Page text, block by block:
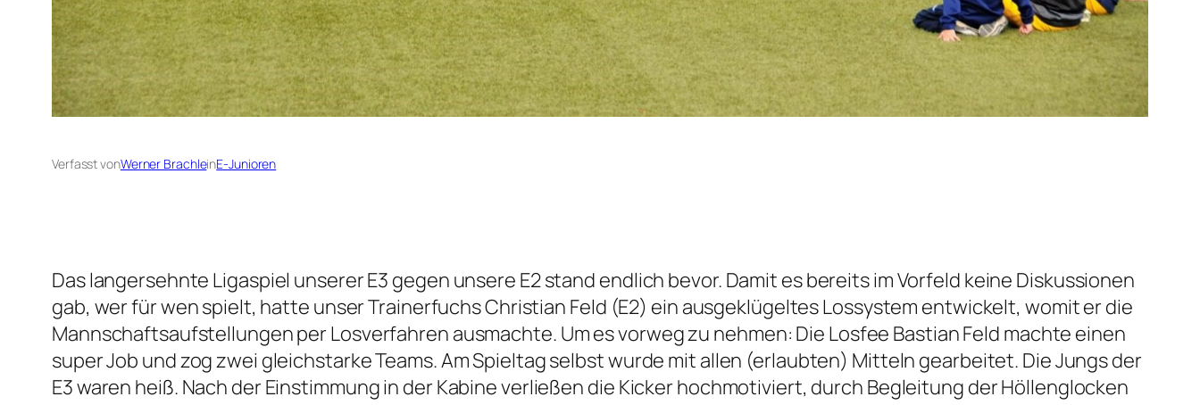
Verfasst vonWerner BrachleinE-Junioren
Das langersehnte Ligaspiel unserer E3 gegen unsere E2 stand endlich bevor. Damit es bereits im Vorfeld keine Diskussionen
gab, wer für wen spielt, hatte unser Trainerfuchs Christian Feld (E2) ein ausgeklügeltes Lossystem entwickelt, womit er die
Mannschaftsaufstellungen per Losverfahren ausmachte. Um es vorweg zu nehmen: Die Losfee Bastian Feld machte einen
super Job und zog zwei gleichstarke Teams. Am Spieltag selbst wurde mit allen (erlaubten) Mitteln gearbeitet. Die Jungs der
E3 waren heiß. Nach der Einstimmung in der Kabine verließen die Kicker hochmotiviert, durch Begleitung der Höllenglocken